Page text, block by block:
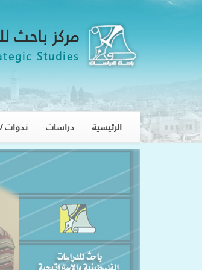
مركز باحث
Studies
الرئيسية دراسات ندوات